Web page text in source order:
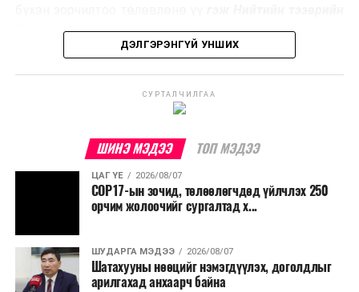
улсад өргөн ашиглаж байна.
бодлогын газраас мэдээллээ.
ДЭЛГЭРЭНГҮЙ УНШИХ
СУРТАЛЧИЛГАА
ШИНЭ МЭДЭЭ ТОП МЭДЭЭ
ЦАГ ҮЕ 2026/08/07
COP17-ын зочид, төлөөлөгчдөд үйлчлэх 250
орчим жолоочийг сургалтад х...
ШУДАРГА МЭДЭЭ 2026/08/07
Шатахууны нөөцийг нэмэгдүүлэх, доголдлыг
арилгахад анхаарч байна